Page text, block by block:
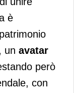
è
un avatar
però
con